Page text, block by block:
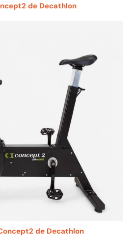
de Decathlon
de Decathlon